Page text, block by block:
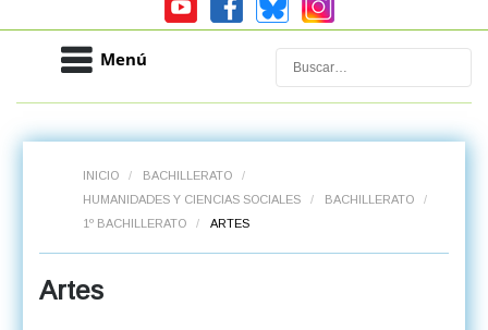
Menú Buscar
INICIO / BACHILLERATO
/
HUMANIDADES Y CIENCIAS SOCIALES
/ BACHILLERATO
/
1º BACHILLERATO
/ ARTES
Artes